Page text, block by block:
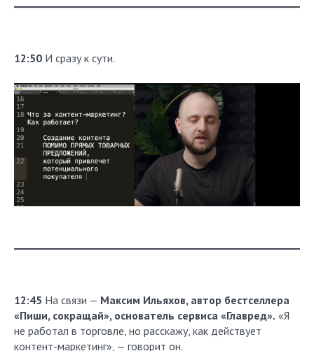
12:50 И сразу к сути.
12:45 На связи — Максим Ильяхов, автор бестселлера
«Пиши, сокращай», основатель сервиса «Главред». «Я
не работал в торговле, но расскажу, как действует
контент-маркетинг», — говорит он.